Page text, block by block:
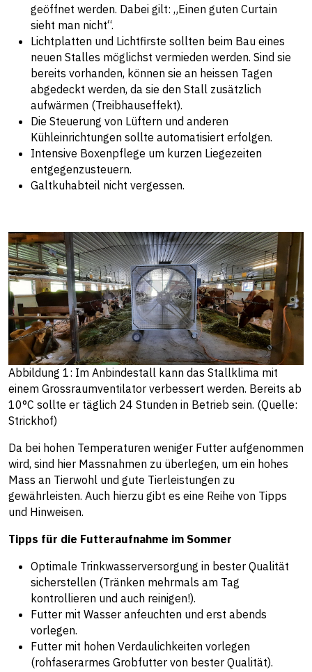
geöffnet werden. Dabei gilt: „Einen guten Curtain
sieht man nicht“.
Lichtplatten und Lichtfirste sollten beim Bau eines
neuen Stalles möglichst vermieden werden. Sind sie
bereits vorhanden, können sie an heissen Tagen
abgedeckt werden, da sie den Stall zusätzlich
aufwärmen (Treibhauseffekt).
Die Steuerung von Lüftern und anderen
Kühleinrichtungen sollte automatisiert erfolgen.
Intensive Boxenpflege um kurzen Liegezeiten
entgegenzusteuern.
Galtkuhabteil nicht vergessen.
Abbildung 1: Im Anbindestall kann das Stallklima mit
einem Grossraumventilator verbessert werden. Bereits ab
10°C sollte er täglich 24 Stunden in Betrieb sein. (Quelle:
Strickhof)
Da bei hohen Temperaturen weniger Futter aufgenommen
wird, sind hier Massnahmen zu überlegen, um ein hohes
Mass an Tierwohl und gute Tierleistungen zu
gewährleisten. Auch hierzu gibt es eine Reihe von Tipps
und Hinweisen.
Tipps für die Futteraufnahme im Sommer
Optimale Trinkwasserversorgung in bester Qualität
sicherstellen (Tränken mehrmals am Tag
kontrollieren und auch reinigen!).
Futter mit Wasser anfeuchten und erst abends
vorlegen.
Futter mit hohen Verdaulichkeiten vorlegen
(rohfaserarmes Grobfutter von bester Qualität).